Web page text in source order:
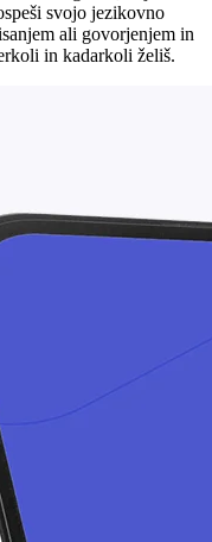
svojo jezikovno
ali govorjenjem in
in kadarkoli želiš.